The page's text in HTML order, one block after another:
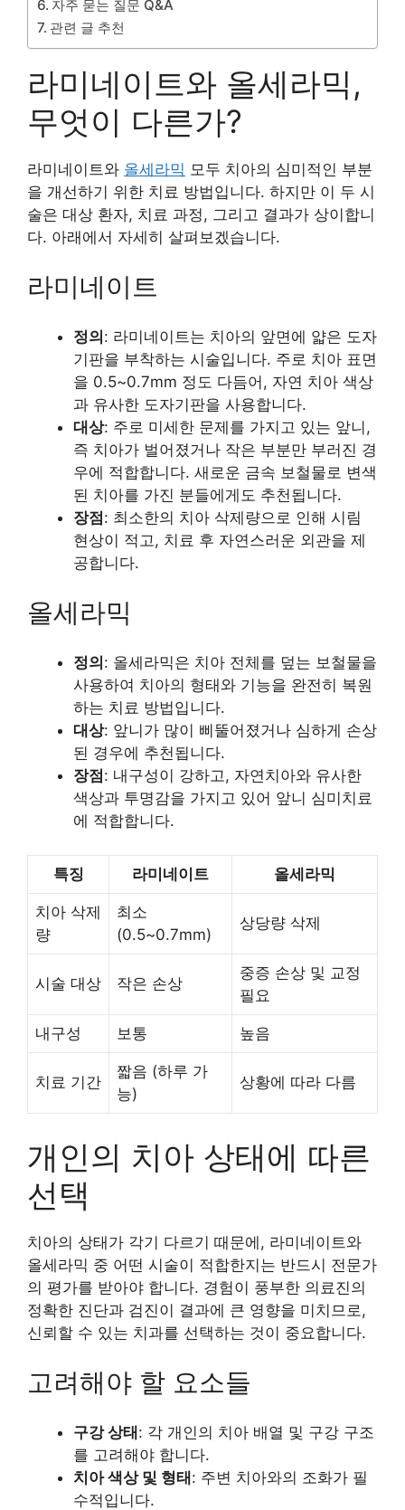
자주 묻는 질문 Q&A
관련 글 추천
라미네이트와 올세라믹,
무엇이 다른가?
라미네이트와 올세라믹 모두 치아의 심미적인 부분
을 개선하기 위한 치료 방법입니다. 하지만 이 두 시
술은 대상 환자, 치료 과정, 그리고 결과가 상이합니
다. 아래에서 자세히 살펴보겠습니다.
라미네이트
정의: 라미네이트는 치아의 앞면에 얇은 도자
기판을 부착하는 시술입니다. 주로 치아 표면
을 0.5~0.7mm 정도 다듬어, 자연 치아 색상
과 유사한 도자기판을 사용합니다.
대상: 주로 미세한 문제를 가지고 있는 앞니,
즉 치아가 벌어졌거나 작은 부분만 부러진 경
우에 적합합니다. 새로운 금속 보철물로 변색
된 치아를 가진 분들에게도 추천됩니다.
장점: 최소한의 치아 삭제량으로 인해 시림
현상이 적고, 치료 후 자연스러운 외관을 제
공합니다.
올세라믹
정의: 올세라믹은 치아 전체를 덮는 보철물을
사용하여 치아의 형태와 기능을 완전히 복원
하는 치료 방법입니다.
대상: 앞니가 많이 삐뚤어졌거나 심하게 손상
된 경우에 추천됩니다.
장점: 내구성이 강하고, 자연치아와 유사한
색상과 투명감을 가지고 있어 앞니 심미치료
에 적합합니다.
특징 라미네이트 올세라믹
치아 삭제
량
최소
(0.5~0.7mm)
상당량 삭제
시술 대상 작은 손상
중증 손상 및 교정
필요
내구성 보통 높음
치료 기간
짧음 (하루 가
능)
상황에 따라 다름
개인의 치아 상태에 따른
선택
치아의 상태가 각기 다르기 때문에, 라미네이트와
올세라믹 중 어떤 시술이 적합한지는 반드시 전문가
의 평가를 받아야 합니다. 경험이 풍부한 의료진의
정확한 진단과 검진이 결과에 큰 영향을 미치므로,
신뢰할 수 있는 치과를 선택하는 것이 중요합니다.
고려해야 할 요소들
구강 상태: 각 개인의 치아 배열 및 구강 구조
를 고려해야 합니다.
치아 색상 및 형태: 주변 치아와의 조화가 필
수적입니다.